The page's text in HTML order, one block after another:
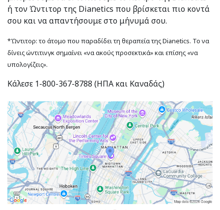
ή τον Ώντιτορ της Dianetics που βρίσκεται πιο κοντά
σου και να απαντήσουμε στο μήνυμά σου.
*Ώντιτορ: το άτομο που παραδίδει τη θεραπεία της Dianetics. Το να
δίνεις ώντιτινγκ σημαίνει «να ακούς προσεκτικά» και επίσης «να
υπολογίζεις».
Κάλεσε 1-800-367-8788 (ΗΠΑ και Καναδάς)